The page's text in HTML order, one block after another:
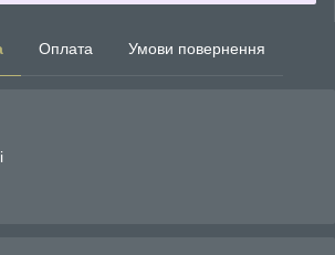
Оплата Умови повернення